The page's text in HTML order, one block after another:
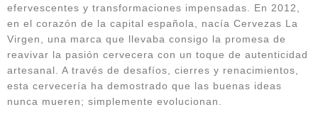
efervescentes y transformaciones impensadas. En 2012,
en el corazón de la capital española, nacía Cervezas La
Virgen, una marca que llevaba consigo la promesa de
reavivar la pasión cervecera con un toque de autenticidad
artesanal. A través de desafíos, cierres y renacimientos,
esta cervecería ha demostrado que las buenas ideas
nunca mueren; simplemente evolucionan.